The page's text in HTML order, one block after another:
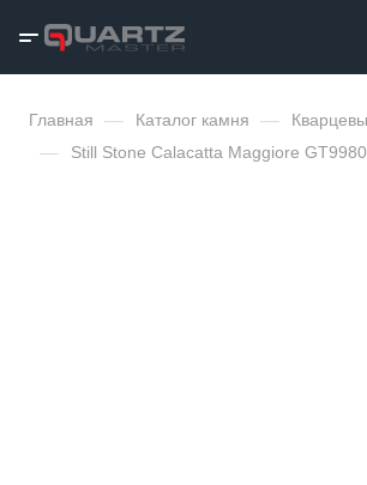
Главная — Каталог камня —
— Still Stone Calacatta Maggiore GT9980